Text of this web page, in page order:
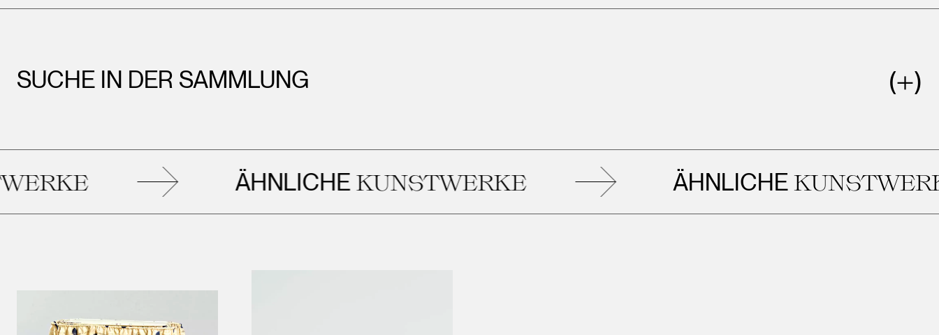
SUCHE IN DER SAMMLUNG
ÄHNLICHEKUNSTWERKE ÄHNLICHEKUNSTWERKE